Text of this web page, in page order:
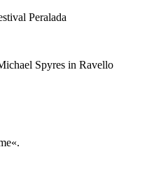
Peralada
Spyres in Ravello